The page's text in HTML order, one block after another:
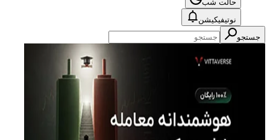
حالت شب
نوتیفیکیشن
جستجو